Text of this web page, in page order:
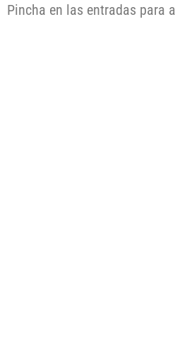
Pincha en las entradas para